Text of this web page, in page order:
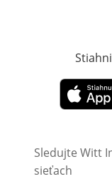
Otvorí sa
Sledujte Witt
sieťach